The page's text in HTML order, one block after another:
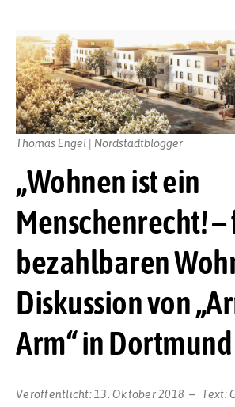
„Wohnen ist ein
Menschenrecht! –
bezahlbaren
Diskussion von
Arm“ in Dortmund
Veröffentlicht: 13. Oktober 2018 Text:
Thomas Engel | Nordstadtblogger